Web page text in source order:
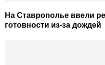
На Ставрополье ввели
готовности из-за дождей